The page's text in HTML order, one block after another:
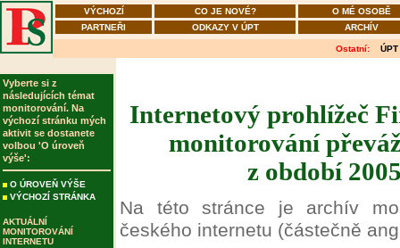
VÝCHOZÍ CO JE NOVÉ?
O MÉ OSOBĚ
PARTNEŘI
ODKAZY V ÚPT ARCHÍV
Ostatní: ÚPT
Vyberte si z
následujících témat
monitorování. Na
výchozí stránku mých
aktivit se dostanete
volbou 'O úroveň
výše':
O ÚROVEŇ VÝŠE
VÝCHOZÍ STRÁNKA
AKTUÁLNÍ
MONITOROVÁNÍ
INTERNETU
Internetový prohlížeč
monitorování
z období
Na této stránce je archív
českého internetu (částečně